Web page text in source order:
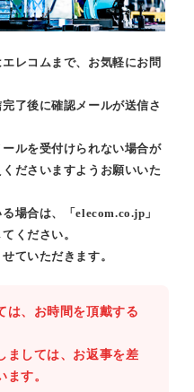
レコムまで、お気軽にお問
了後に確認メールが送信さ
ルを受付けられない場合が
ださいますようお願いいた
場合は、「elecom.co.jp」
ください。
ていただきます。
は、お時間を頂戴する
ましては、お返事を差
ます。